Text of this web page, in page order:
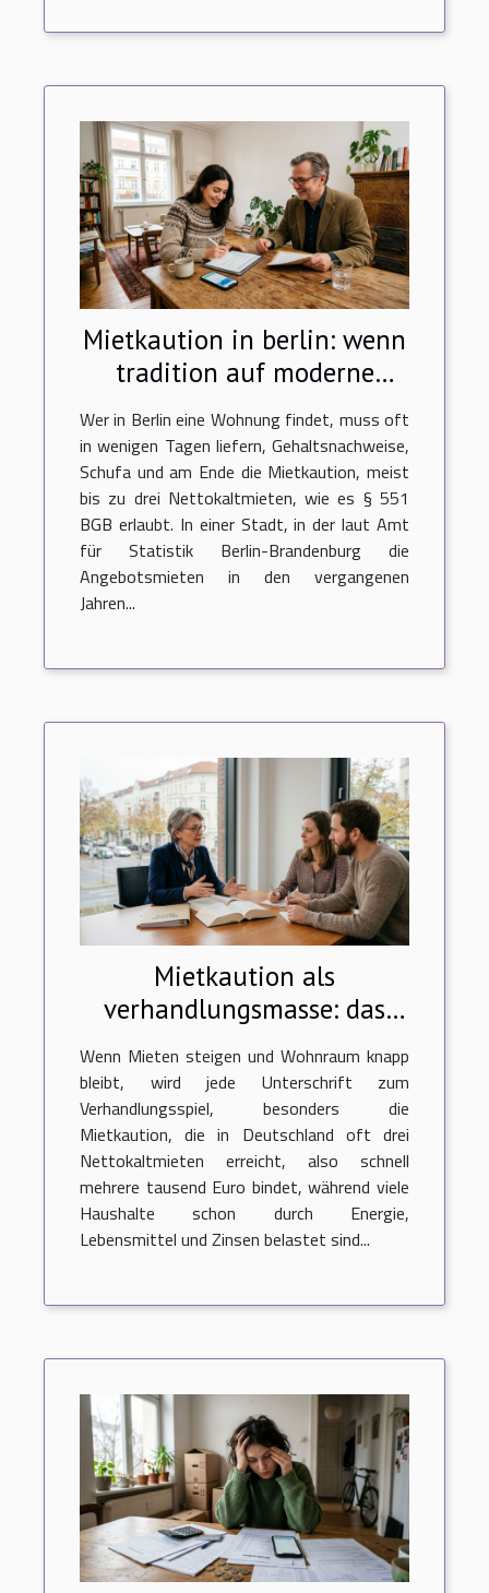
Mietkaution in berlin: wenn
tradition auf moderne
bezahlmethoden trifft
Wer in Berlin eine Wohnung findet, muss oft
in wenigen Tagen liefern, Gehaltsnachweise,
Schufa und am Ende die Mietkaution, meist
bis zu drei Nettokaltmieten, wie es § 551
BGB erlaubt. In einer Stadt, in der laut Amt
für Statistik Berlin-Brandenburg die
Angebotsmieten in den vergangenen
Jahren...
Mietkaution als
verhandlungsmasse: das
sagt die rechtsprechung
Wenn Mieten steigen und Wohnraum knapp
bleibt, wird jede Unterschrift zum
Verhandlungsspiel, besonders die
Mietkaution, die in Deutschland oft drei
Nettokaltmieten erreicht, also schnell
mehrere tausend Euro bindet, während viele
Haushalte schon durch Energie,
Lebensmittel und Zinsen belastet sind...